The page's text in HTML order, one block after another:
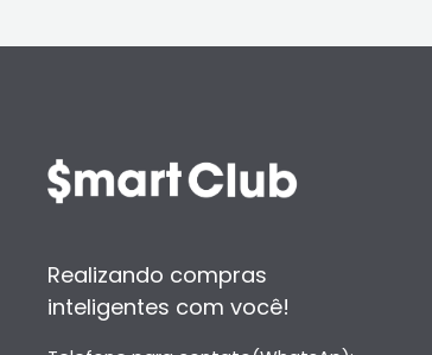
Realizando compras
inteligentes com você!